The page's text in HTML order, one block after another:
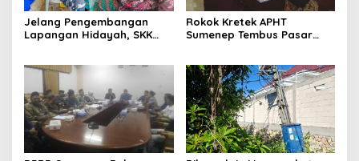
Jelang Pengembangan
Lapangan Hidayah, SKK
Nelayan Sampang
Rokok Kretek APHT
Sumenep Tembus Pasar